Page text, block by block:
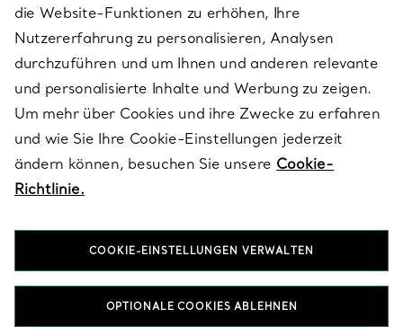
ÜBER TIFFANY & CO.
RECHTLICHE HINWEISE
FOLGEN SIE UNS
die Website-Funktionen zu erhöhen, Ihre
Nutzererfahrung zu personalisieren, Analysen
durchzuführen und um Ihnen und anderen relevante
und personalisierte Inhalte und Werbung zu zeigen.
Um mehr über Cookies und ihre Zwecke zu erfahren
und wie Sie Ihre Cookie-Einstellungen jederzeit
ändern können, besuchen Sie unsere Cookie-
Richtlinie.
COOKIE-EINSTELLUNGEN VERWALTEN
OPTIONALE COOKIES ABLEHNEN